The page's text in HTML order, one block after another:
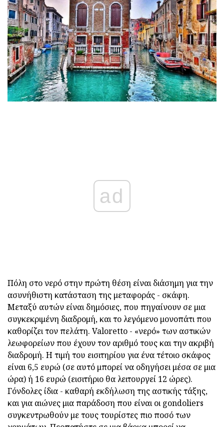
ad
Πόλη στο νερό στην πρώτη θέση είναι διάσημη για την
ασυνήθιστη κατάσταση της μεταφοράς - σκάφη.
Μεταξύ αυτών είναι δημόσιες, που πηγαίνουν σε μια
συγκεκριμένη διαδρομή, και το λεγόμενο μονοπάτι που
καθορίζει τον πελάτη. Valoretto - «νερό» των αστικών
λεωφορείων που έχουν τον αριθμό τους και την ακριβή
διαδρομή. Η τιμή του εισιτηρίου για ένα τέτοιο σκάφος
είναι 6,5 ευρώ (σε αυτό μπορεί να οδηγήσει μέσα σε μια
ώρα) ή 16 ευρώ (εισιτήριο θα λειτουργεί 12 ώρες).
Γόνδολες ίδια - καθαρή εκδήλωση της αστικής τάξης,
και για αιώνες μια παράδοση που είναι οι gondoliers
συγκεντρωθούν με τους τουρίστες πιο ποσό των